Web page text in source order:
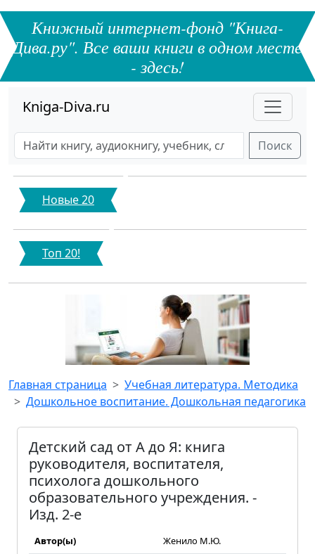
Книжный интернет-фонд "Книга-
Дива.ру". Все ваши книги в одном месте
- здесь!
Kniga-Diva.ru
Поиск
Новые 20
Топ 20!
Главная страница
Учебная литература. Методика
Дошкольное воспитание. Дошкольная педагогика
Детский сад от А до Я: книга
руководителя, воспитателя,
психолога дошкольного
образовательного учреждения. -
Изд. 2-е
Автор(ы)
Женило М.Ю.